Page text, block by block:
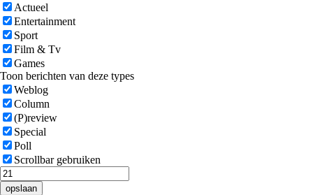
Actueel
Entertainment
Sport
Film & Tv
Games
Toon berichten van deze types
Weblog
Column
(P)review
Special
Poll
Scrollbar gebruiken
opslaan